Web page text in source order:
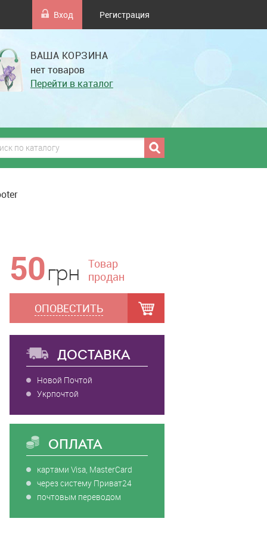
Вход Регистрация
ВАША КОРЗИНА
нет товаров
Перейти в каталог
грн
50грн
Товар
продан
ОПОВЕСТИТЬ
ДОСТАВКА
Новой Почтой
Укрпочтой
ОПЛАТА
картами Visa, MasterCard
через систему Приват24
почтовым переводом